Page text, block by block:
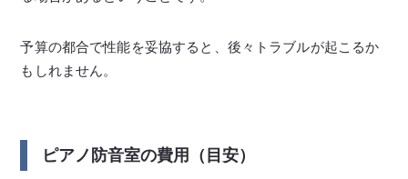
予算の都合で性能を妥協すると、後々トラブルが起こるか
もしれません。
ピアノ防音室の費用（目安）